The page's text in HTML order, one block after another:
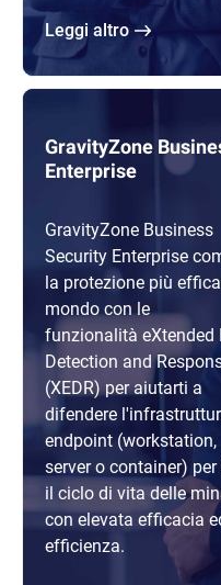
Leggi altro
GravityZone
Enterprise
GravityZone Business
Security Enterprise
la protezione più
mondo con le
funzionalità eXtended
Detection and
(XEDR) per aiutarti a
difendere
endpoint (workstation,
server o container)
il ciclo di vita delle
con elevata efficacia
efficienza.